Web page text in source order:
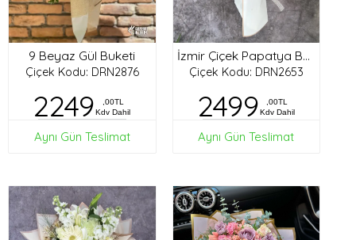
9 Beyaz Gül Buketi
Çiçek Kodu: DRN2876
2249
,00TL
Kdv Dahil
Aynı Gün Teslimat
İzmir Çiçek Papatya Buketi
Çiçek Kodu: DRN2653
2499
,00TL
Kdv Dahil
Aynı Gün Teslimat